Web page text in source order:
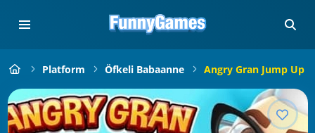
Platform Öfkeli Babaanne Angry Gran Jump Up